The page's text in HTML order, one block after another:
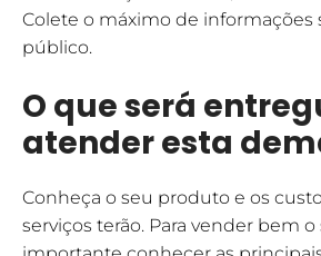
Colete o máximo de informações
público.
O que será
atender esta
Conheça o seu produto e os
serviços terão. Para vender bem